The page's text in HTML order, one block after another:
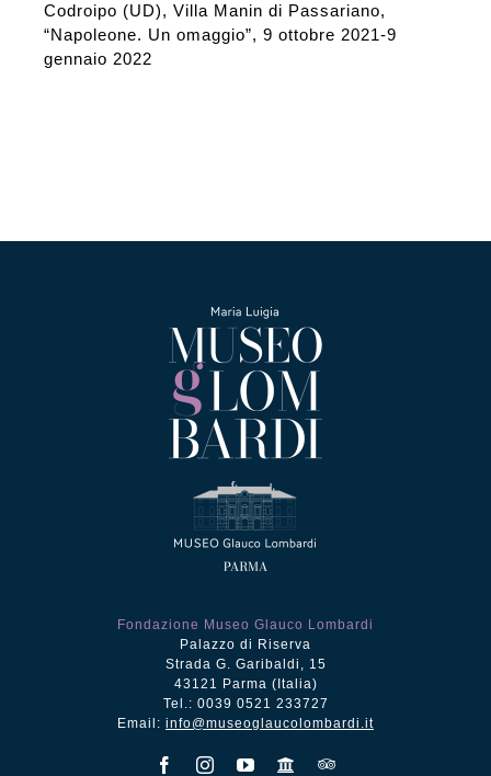
Codroipo (UD), Villa Manin di Passariano,
“Napoleone. Un omaggio”, 9 ottobre 2021-9
gennaio 2022
Fondazione Museo Glauco Lombardi
Palazzo di Riserva
Strada G. Garibaldi, 15
43121 Parma (Italia)
Tel.: 0039 0521 233727
Email: info@museoglaucolombardi.it